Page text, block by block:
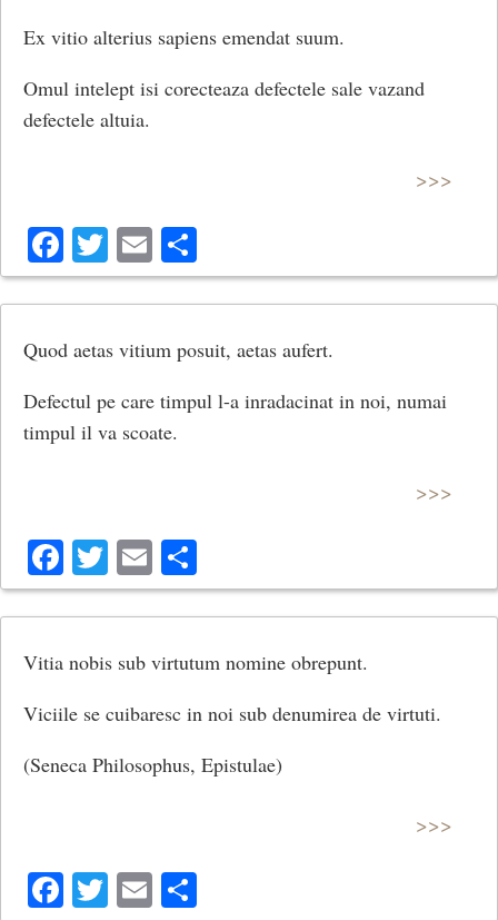
Ex vitio alterius sapiens emendat suum.
Omul intelept isi corecteaza defectele sale vazand
defectele altuia.
>>>
Facebook
Twitter
Email
Quod aetas vitium posuit, aetas aufert.
Defectul pe care timpul l-a inradacinat in noi, numai
timpul il va scoate.
>>>
Facebook
Twitter
Email
Vitia nobis sub virtutum nomine obrepunt.
Viciile se cuibaresc in noi sub denumirea de virtuti.
(Seneca Philosophus, Epistulae)
>>>
Facebook
Twitter
Email